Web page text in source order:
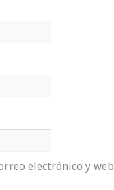
electrónico y